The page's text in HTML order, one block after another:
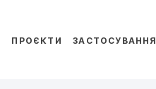
ПРОЄКТИ ЗАСТОСУВАННЯ